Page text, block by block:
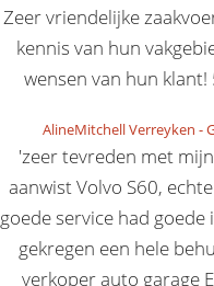
Zeer vriendelijke
kennis van hun
wensen van hun klant!
AlineMitchell Verreyken -
'zeer tevreden met
aanwist Volvo S60,
goede service had
gekregen een hele
verkoper auto garage